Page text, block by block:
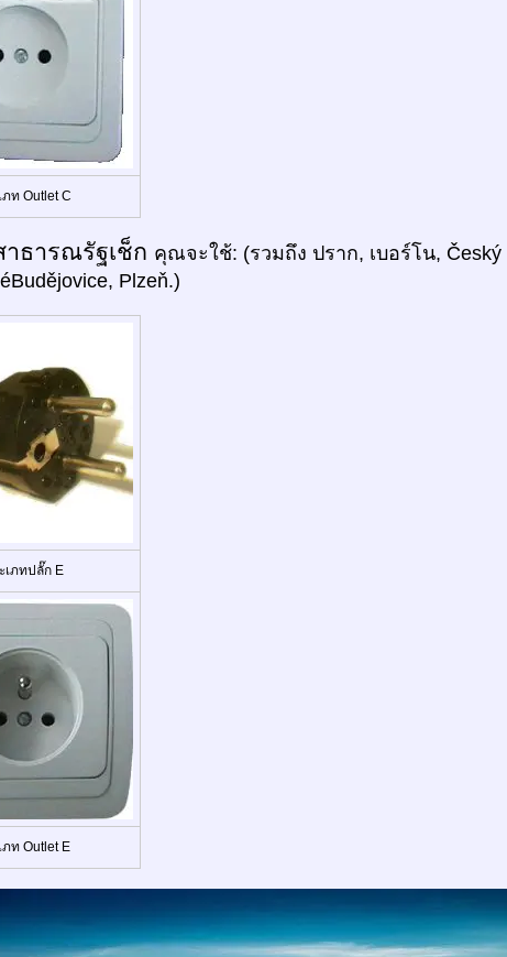
ภท Outlet C
าธารณรัฐเช็ก คุณจะใช้: (รวมถึง ปราก, เบอร์โน, Český
Plzeň.)
เภทปลั๊ก E
ภท Outlet E